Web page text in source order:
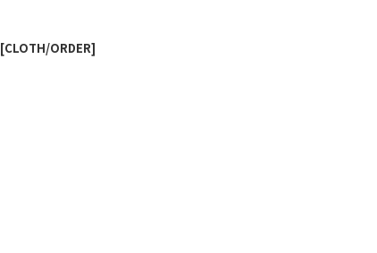
[CLOTH/ORDER]